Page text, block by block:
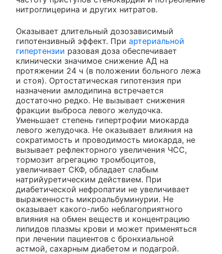
нитроглицерина и других нитратов.
Оказывает длительный дозозависимый
гипотензивный эффект. При артериальной
гипертензии разовая доза обеспечивает
клинически значимое снижение АД на
протяжении 24 ч (в положении больного лежа
и стоя). Ортостатическая гипотензия при
назначении амлодипина встречается
достаточно редко. Не вызывает снижения
фракции выброса левого желудочка.
Уменьшает степень гипертрофии миокарда
левого желудочка. Не оказывает влияния на
сократимость и проводимость миокарда, не
вызывает рефлекторного увеличения ЧСС,
тормозит агрегацию тромбоцитов,
увеличивает СКФ, обладает слабым
натрийуретическим действием. При
диабетической нефропатии не увеличивает
выраженность микроальбуминурии. Не
оказывает какого-либо неблагоприятного
влияния на обмен веществ и концентрацию
липидов плазмы крови и может применяться
при лечении пациентов с бронхиальной
астмой, сахарным диабетом и подагрой.